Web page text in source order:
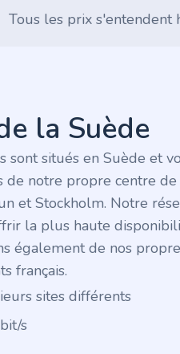
Tous les prix s'entendent
la Suède
situés en Suède et
de notre propre centre de
et Stockholm. Notre
la plus haute
également de nos
français.
sites différents
s